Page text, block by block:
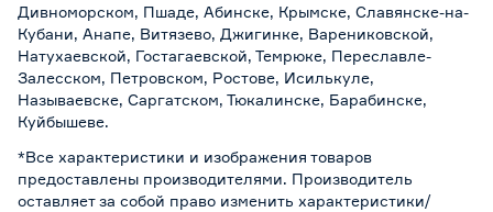
Дивноморском, Пшаде, Абинске, Крымске, Славянске-на-
Кубани, Анапе, Витязево, Джигинке, Варениковской,
Натухаевской, Гостагаевской, Темрюке, Переславле-
Залесском, Петровском, Ростове, Исилькуле,
Называевске, Саргатском, Тюкалинске, Барабинске,
Куйбышеве.
*Все характеристики и изображения товаров
предоставлены производителями. Производитель
оставляет за собой право изменить характеристики/